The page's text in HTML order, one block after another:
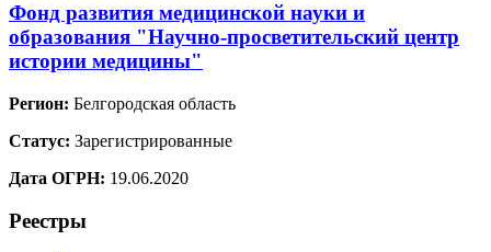
Фонд развития медицинской науки и
образования "Научно-просветительский центр
истории медицины"
Регион: Белгородская область
Статус: Зарегистрированные
Дата ОГРН: 19.06.2020
Реестры